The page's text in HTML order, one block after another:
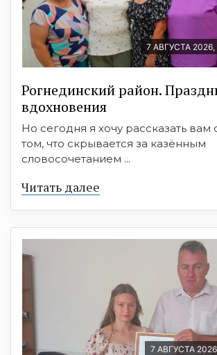
7 АВГУСТА 2026,
Рогнединский район.
вдохновения
Но сегодня я хочу рассказать
том, что скрывается за казённым
словосочетанием ...
Читать далее
7 АВГУСТА